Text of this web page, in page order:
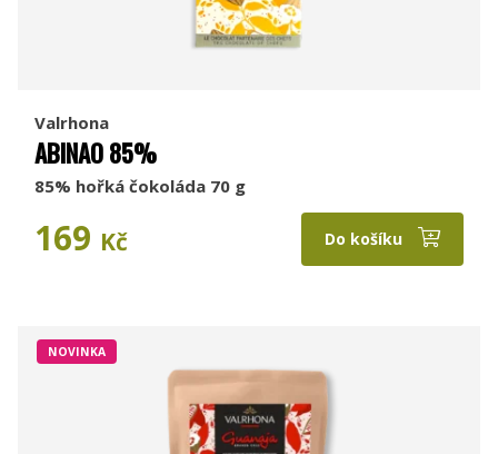
Valrhona
ABINAO 85%
85% hořká čokoláda 70 g
169 Kč Do košíku
NOVINKA